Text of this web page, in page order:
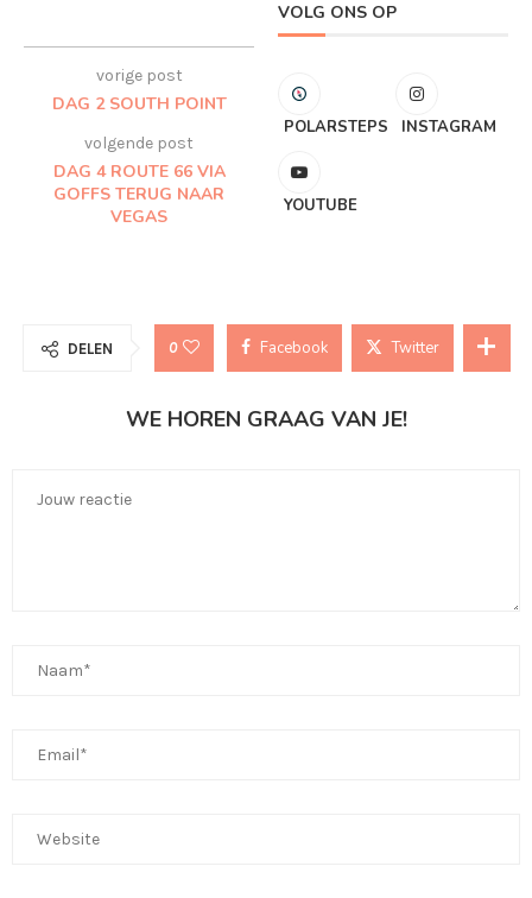
vorige post
DAG 2 SOUTH POINT
volgende post
DAG 4 ROUTE 66 VIA
GOFFS TERUG NAAR
VEGAS
VOLG ONS OP
POLARSTEPS INSTAGRAM
YOUTUBE
DELEN 0 Facebook Twitter
WE HOREN GRAAG VAN JE!